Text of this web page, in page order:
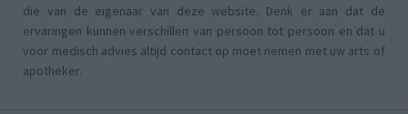
die van de eigenaar van deze website. Denk er aan dat de
ervaringen kunnen verschillen van persoon tot persoon en dat u
voor medisch advies altijd contact op moet nemen met uw arts of
apotheker.